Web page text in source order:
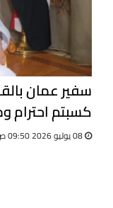
سفير عمان
كسبتم احترام